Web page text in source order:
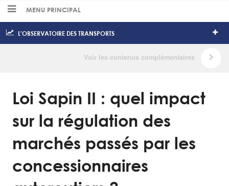
MENU PRINCIPAL
L'OBSERVATOIRE DES TRANSPORTS
Loi Sapin II : quel impact
sur la régulation des
marchés passés par les
concessionnaires